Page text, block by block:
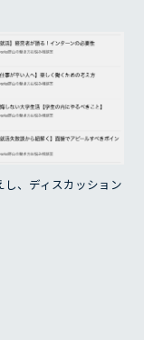
、ディスカッション